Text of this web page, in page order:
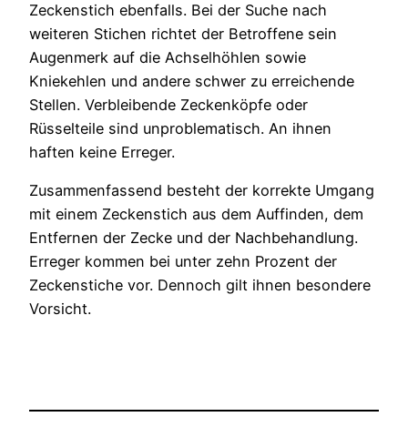
Zeckenstich ebenfalls. Bei der Suche nach
weiteren Stichen richtet der Betroffene sein
Augenmerk auf die Achselhöhlen sowie
Kniekehlen und andere schwer zu erreichende
Stellen. Verbleibende Zeckenköpfe oder
Rüsselteile sind unproblematisch. An ihnen
haften keine Erreger.
Zusammenfassend besteht der korrekte Umgang
mit einem Zeckenstich aus dem Auffinden, dem
Entfernen der Zecke und der Nachbehandlung.
Erreger kommen bei unter zehn Prozent der
Zeckenstiche vor. Dennoch gilt ihnen besondere
Vorsicht.